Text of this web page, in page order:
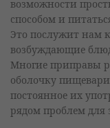
возможности
способом и
Это послужит нам
возбуждающие
Многие приправы
оболочку
постоянное их
рядом проблем для